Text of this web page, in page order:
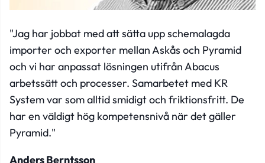
"Jag har jobbat med att sätta upp schemalagda
importer och exporter mellan Askås och Pyramid
och vi har anpassat lösningen utifrån Abacus
arbetssätt och processer. Samarbetet med KR
System var som alltid smidigt och friktionsfritt. De
har en väldigt hög kompetensnivå när det gäller
Pyramid."
Anders Berntsson